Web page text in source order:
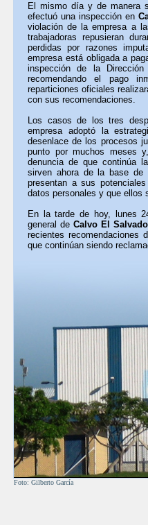
El mismo día y de manera
efectuó una inspección en
violación de la empresa a
trabajadoras repusieran
perdidas por razones
empresa está obligada a
inspección de la
recomendando el pago
reparticiones oficiales
con sus recomendaciones.
Los casos de los tres
empresa adoptó la
desenlace de los procesos
punto por muchos meses
denuncia de que continúa
sirven ahora de la base
presentan a sus
datos personales y que ellos
En la tarde de hoy, lunes
general de Calvo El
recientes recomendaciones
que continúan siendo
Foto: Gilberto García